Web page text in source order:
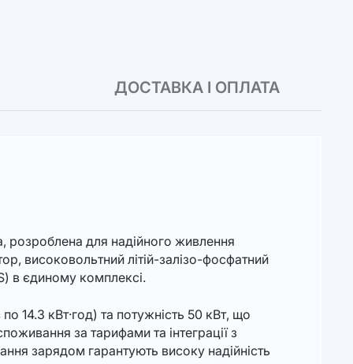
ДОСТАВКА І ОПЛАТА
розроблена для надійного живлення
високовольтний літій-залізо-фосфатний
в єдиному комплексі.
14.3 кВт·год) та потужність 50 кВт, що
за тарифами та інтеграції з
зарядом гарантують високу надійність